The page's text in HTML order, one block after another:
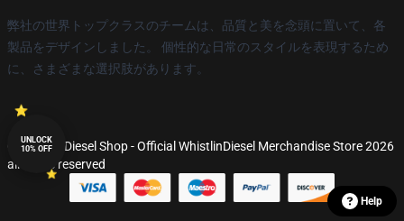
弊社の世界トップクラスのチームは、品質と美を念頭に置いて、各
製品をデザインしました。 個性的な日常のスタイルを表現するため
に、さまざまな選択肢があります。
© WhistlinDiesel Shop - Official WhistlinDiesel Merchandise Store 2026
all rights reserved
Help
UNLOCK
10% OFF